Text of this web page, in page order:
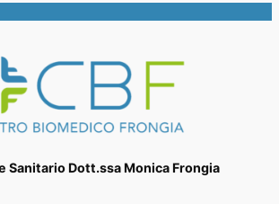
Sanitario Dott.ssa Monica Frongia